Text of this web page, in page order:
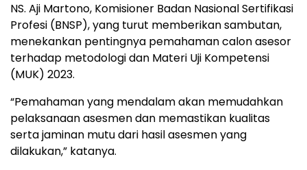
NS. Aji Martono, Komisioner Badan Nasional Sertifikasi
Profesi (BNSP), yang turut memberikan sambutan,
menekankan pentingnya pemahaman calon asesor
terhadap metodologi dan Materi Uji Kompetensi
(MUK) 2023.
“Pemahaman yang mendalam akan memudahkan
pelaksanaan asesmen dan memastikan kualitas
serta jaminan mutu dari hasil asesmen yang
dilakukan,” katanya.